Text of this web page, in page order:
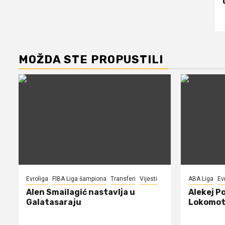
MOŽDA STE PROPUSTILI
Evroliga FIBA Liga šampiona Transferi Vijesti
Alen Smailagić nastavlja u
Galatasaraju
ABA Liga
Alekej